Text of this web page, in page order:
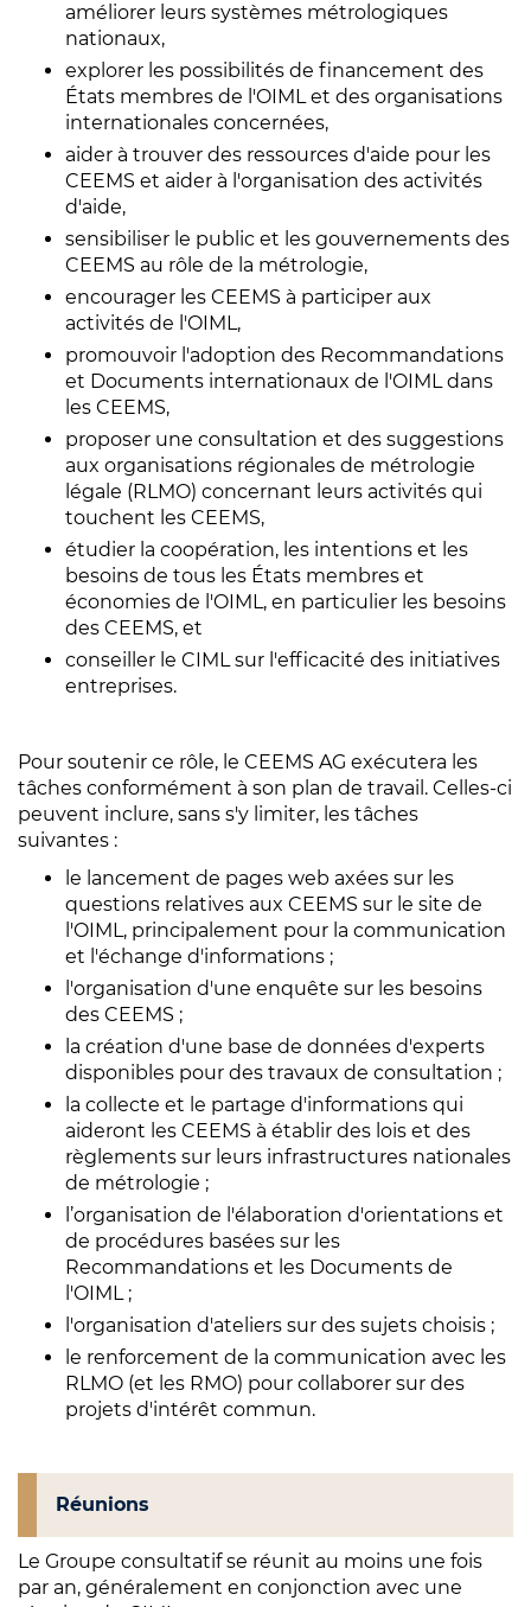
améliorer leurs systèmes métrologiques
nationaux,
explorer les possibilités de financement des
États membres de l'OIML et des organisations
internationales concernées,
aider à trouver des ressources d'aide pour les
CEEMS et aider à l'organisation des activités
d'aide,
sensibiliser le public et les gouvernements des
CEEMS au rôle de la métrologie,
encourager les CEEMS à participer aux
activités de l'OIML,
promouvoir l'adoption des Recommandations
et Documents internationaux de l'OIML dans
les CEEMS,
proposer une consultation et des suggestions
aux organisations régionales de métrologie
légale (RLMO) concernant leurs activités qui
touchent les CEEMS,
étudier la coopération, les intentions et les
besoins de tous les États membres et
économies de l'OIML, en particulier les besoins
des CEEMS, et
conseiller le CIML sur l'efficacité des initiatives
entreprises.
Pour soutenir ce rôle, le CEEMS AG exécutera les
tâches conformément à son plan de travail. Celles-ci
peuvent inclure, sans s'y limiter, les tâches
suivantes :
le lancement de pages web axées sur les
questions relatives aux CEEMS sur le site de
l'OIML, principalement pour la communication
et l'échange d'informations ;
l'organisation d'une enquête sur les besoins
des CEEMS ;
la création d'une base de données d'experts
disponibles pour des travaux de consultation ;
la collecte et le partage d'informations qui
aideront les CEEMS à établir des lois et des
règlements sur leurs infrastructures nationales
de métrologie ;
l’organisation de l'élaboration d'orientations et
de procédures basées sur les
Recommandations et les Documents de
l'OIML ;
l'organisation d'ateliers sur des sujets choisis ;
le renforcement de la communication avec les
RLMO (et les RMO) pour collaborer sur des
projets d'intérêt commun.
Réunions
Le Groupe consultatif se réunit au moins une fois
par an, généralement en conjonction avec une